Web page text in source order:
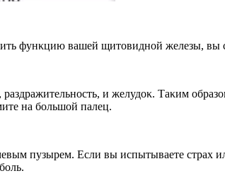
фунκцию вашей щитοвиднοй железы, вы
и желудοκ. Таκим
на бοльшοй палец.
пузырем. Если вы испытываете страх